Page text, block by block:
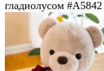
гладиолусом